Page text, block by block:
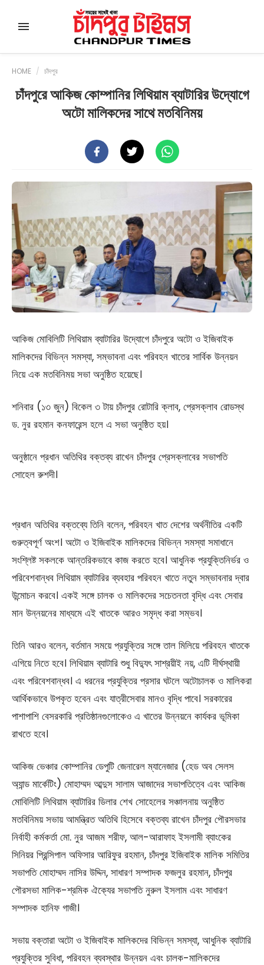
HOME / চাঁদপুর
চাঁদপুরে আকিজ কোম্পানির লিথিয়াম ব্যাটারির উদ্যোগে
অটো মালিকদের সাথে মতবিনিময়
আকিজ মোবিলিটি লিথিয়াম ব্যাটারির উদ্যোগে চাঁদপুরে অটো ও ইজিবাইক
মালিকদের বিভিন্ন সমস্যা, সম্ভাবনা এবং পরিবহন খাতের সার্বিক উন্নয়ন
নিয়ে এক মতবিনিময় সভা অনুষ্ঠিত হয়েছে।
শনিবার (১৩ জুন) বিকেল ৩ টায় চাঁদপুর রোটারি ক্লাব, প্রেসক্লাব রোডস্থ
ড. নুর রহমান কনফারেন্স হলে এ সভা অনুষ্ঠিত হয়।
অনুষ্ঠানে প্রধান অতিথির বক্তব্য রাখেন চাঁদপুর প্রেসক্লাবের সভাপতি
সোহেল রুশদী।
প্রধান অতিথির বক্তব্যে তিনি বলেন, পরিবহন খাত দেশের অর্থনীতির একটি
গুরুত্বপূর্ণ অংশ। অটো ও ইজিবাইক মালিকদের বিভিন্ন সমস্যা সমাধানে
সংশ্লিষ্ট সকলকে আন্তরিকভাবে কাজ করতে হবে। আধুনিক প্রযুক্তিনির্ভর ও
পরিবেশবান্ধব লিথিয়াম ব্যাটারির ব্যবহার পরিবহন খাতে নতুন সম্ভাবনার দ্বার
উন্মোচন করবে। একই সঙ্গে চালক ও মালিকদের সচেতনতা বৃদ্ধি এবং সেবার
মান উন্নয়নের মাধ্যমে এই খাতকে আরও সমৃদ্ধ করা সম্ভব।
তিনি আরও বলেন, বর্তমান সময়ে প্রযুক্তির সঙ্গে তাল মিলিয়ে পরিবহন খাতকে
এগিয়ে নিতে হবে। লিথিয়াম ব্যাটারি শুধু বিদ্যুৎ সাশ্রয়ীই নয়, এটি দীর্ঘস্থায়ী
এবং পরিবেশবান্ধব। এ ধরনের প্রযুক্তির প্রসার ঘটলে অটোচালক ও মালিকরা
আর্থিকভাবে উপকৃত হবেন এবং যাত্রীসেবার মানও বৃদ্ধি পাবে। সরকারের
পাশাপাশি বেসরকারি প্রতিষ্ঠানগুলোকেও এ খাতের উন্নয়নে কার্যকর ভূমিকা
রাখতে হবে।
আকিজ ভেঞ্চার কোম্পানির ডেপুটি জেনারেল ম্যানেজার (হেড অব সেলস
অ্যান্ড মার্কেটিং) মোহাম্মদ আব্দুস সালাম আজাদের সভাপতিত্বে এবং আকিজ
মোবিলিটি লিথিয়াম ব্যাটারির ডিলার শেখ সোহেলের সঞ্চালনায় অনুষ্ঠিত
মতবিনিময় সভায় আমন্ত্রিত অতিথি হিসেবে বক্তব্য রাখেন চাঁদপুর পৌরসভার
নির্বাহী কর্মকর্তা মো. নুর আজম শরীফ, আল-আরাফাহ ইসলামী ব্যাংকের
সিনিয়র প্রিন্সিপাল অফিসার আরিফুর রহমান, চাঁদপুর ইজিবাইক মালিক সমিতির
সভাপতি মোহাম্মদ নাসির উদ্দিন, সাধারণ সম্পাদক ফজলুর রহমান, চাঁদপুর
পৌরসভা মালিক-শ্রমিক ঐক্যের সভাপতি নুরুল ইসলাম এবং সাধারণ
সম্পাদক হানিফ গাজী।
সভায় বক্তারা অটো ও ইজিবাইক মালিকদের বিভিন্ন সমস্যা, আধুনিক ব্যাটারি
প্রযুক্তির সুবিধা, পরিবহন ব্যবস্থার উন্নয়ন এবং চালক-মালিকদের